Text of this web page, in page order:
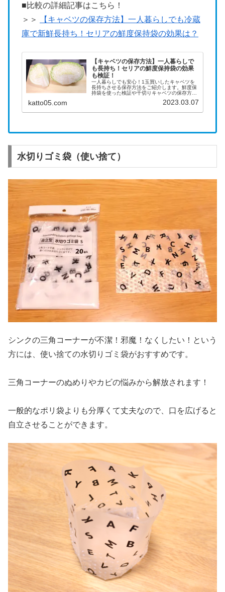
■比較の詳細記事はこちら！
＞＞
【キャベツの保存方法】一人暮らしでも冷蔵
庫で新鮮長持ち！セリアの鮮度保持袋の効果は？
【キャベツの保存方法】一人暮らしで
も長持ち！セリアの鮮度保持袋の効果
も検証！
一人暮らしでも安心！1玉買いしたキャベツを
長持ちさせる保存方法をご紹介します。鮮度保
持袋を使った検証や千切りキャベツの保存方法
katto05.com 2023.03.07
水切りゴミ袋（使い捨て）
シンクの三角コーナーが不潔！邪魔！なくしたい！という
方には、使い捨ての水切りゴミ袋がおすすめです。
三角コーナーのぬめりやカビの悩みから解放されます！
一般的なポリ袋よりも分厚くて丈夫なので、口を広げると
自立させることができます。